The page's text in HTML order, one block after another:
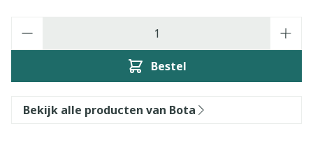
Bestel
Bekijk alle producten van Bota